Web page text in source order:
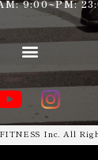
9:00~PM:
Inc. All